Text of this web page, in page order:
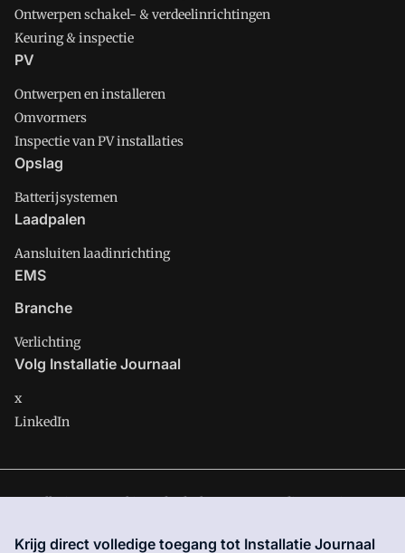
Ontwerpen schakel- & verdeelinrichtingen
Keuring & inspectie
PV
Ontwerpen en installeren
Omvormers
Inspectie van PV installaties
Opslag
Batterijsystemen
Laadpalen
Aansluiten laadinrichting
EMS
Branche
Verlichting
Volg Installatie Journaal
x
LinkedIn
Installatie Journaal is onderdeel van VMN media. Lees inons
site zijn de volgende regelingen van toepassing:Algemene
Krijg direct volledige toegang tot Installatie Journaal